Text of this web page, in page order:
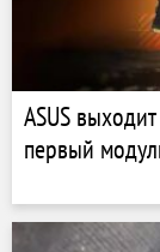
ASUS
первый